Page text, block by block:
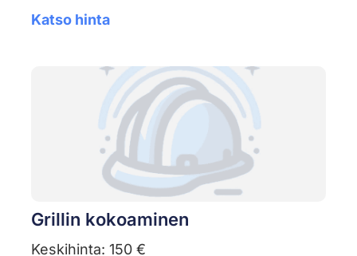
Katso hinta
Grillin kokoaminen
Keskihinta: 150 €